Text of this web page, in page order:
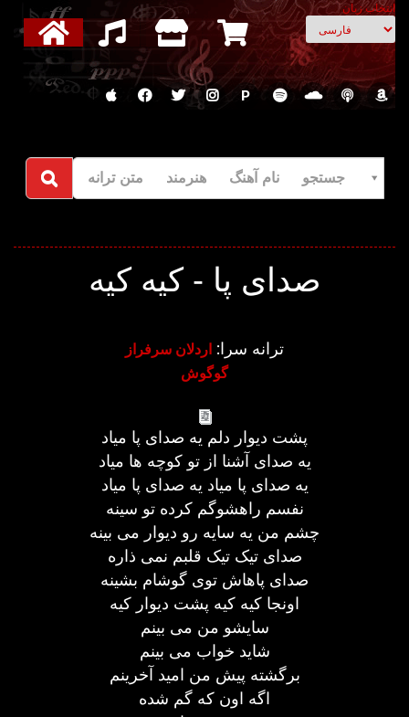
انتخاب زبان
P
جستجو نام آهنگ هنرمند متن ترانه
صدای پا - کیه کیه
ترانه سرا: اردلان سرفراز
گوگوش
پشت دیوار دلم یه صدای پا میاد
یه صدای آشنا از تو کوچه ها میاد
یه صدای پا میاد یه صدای پا میاد
نفسم راهشوگم کرده تو سینه
چشم من یه سایه رو دیوار می بینه
صدای تیک تیک قلبم نمی ذاره
صدای پاهاش توی گوشام بشینه
اونجا کیه کیه پشت دیوار کیه
سایشو من می بینم
شاید خواب می بینم
برگشته پیش من امید آخرینم
اگه اون که گم شده